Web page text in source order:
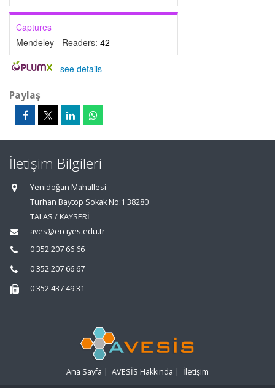
Captures
Mendeley - Readers: 42
- see details
Paylaş
İletişim Bilgileri
Yenidoğan Mahallesi
Turhan Baytop Sokak No:1 38280
TALAS / KAYSERİ
aves@erciyes.edu.tr
0 352 207 66 66
0 352 207 66 67
0 352 437 49 31
Ana Sayfa | AVESİS Hakkında | İletişim